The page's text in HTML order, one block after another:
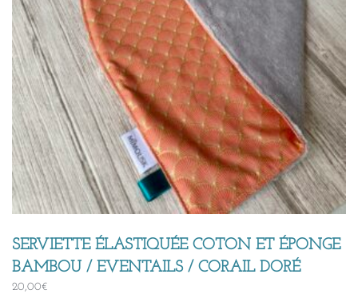
SERVIETTE ÉLASTIQUÉE COTON ET ÉPONGE
BAMBOU / EVENTAILS / CORAIL DORÉ
20,00€